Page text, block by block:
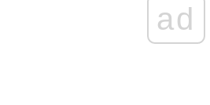
ad